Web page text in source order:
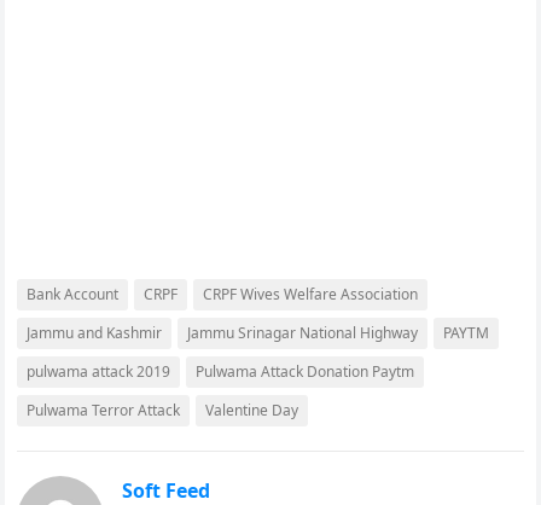
Bank Account CRPF
CRPF Wives Welfare Association
Jammu and Kashmir
Jammu Srinagar National Highway
PAYTM
pulwama attack 2019
Pulwama Attack Donation Paytm
Pulwama Terror Attack
Valentine Day
Soft Feed